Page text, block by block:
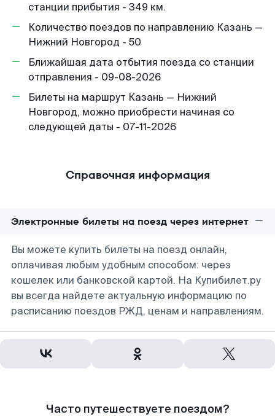
станции прибытия - 349 км.
Количество поездов по направлению Казань —
Нижний Новгород - 50
Ближайшая дата отбытия поезда со станции
отправления - 09-08-2026
Билеты на маршрут Казань — Нижний
Новгород, можно приобрести начиная со
следующей даты - 07-11-2026
Справочная информация
Электронные билеты на поезд через интернет
Вы можете купить билеты на поезд онлайн,
оплачивая любым удобным способом: через
кошелек или банковской картой. На Купибилет.ру
вы всегда найдете актуальную информацию по
расписанию поездов РЖД, ценам и направлениям.
Часто путешествуете поездом?